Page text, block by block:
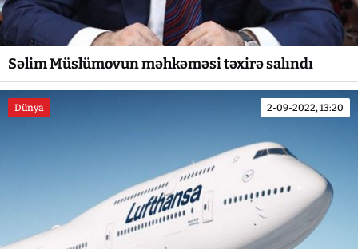
Səlim Müslümovun məhkəməsi təxirə salındı
Dünya 2-09-2022, 13:20